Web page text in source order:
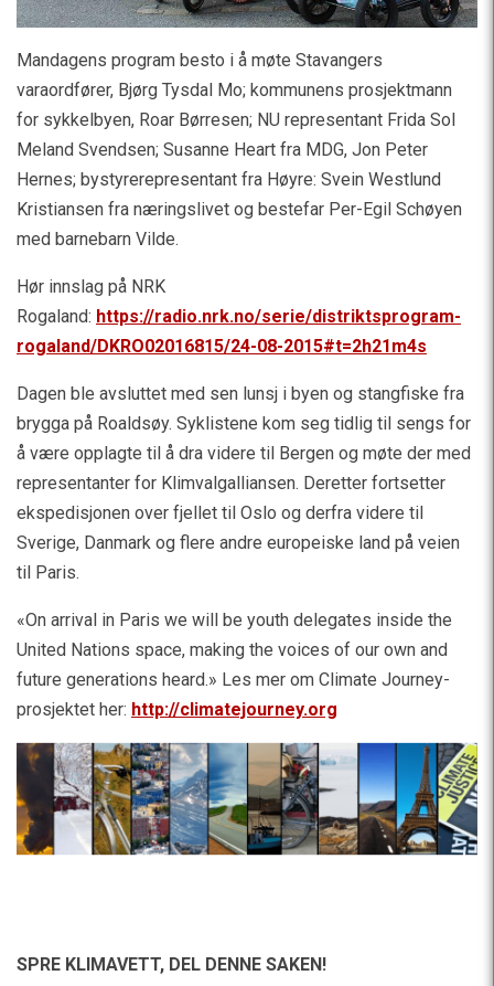
Mandagens program besto i å møte Stavangers
varaordfører, Bjørg Tysdal Mo; kommunens prosjektmann
for sykkelbyen, Roar Børresen; NU representant Frida Sol
Meland Svendsen; Susanne Heart fra MDG, Jon Peter
Hernes; bystyrerepresentant fra Høyre: Svein Westlund
Kristiansen fra næringslivet og bestefar Per-Egil Schøyen
med barnebarn Vilde.
Hør innslag på NRK
Rogaland: https://radio.nrk.no/serie/distriktsprogram-
rogaland/DKRO02016815/24-08-2015#t=2h21m4s
Dagen ble avsluttet med sen lunsj i byen og stangfiske fra
brygga på Roaldsøy. Syklistene kom seg tidlig til sengs for
å være opplagte til å dra videre til Bergen og møte der med
representanter for Klimvalgalliansen. Deretter fortsetter
ekspedisjonen over fjellet til Oslo og derfra videre til
Sverige, Danmark og flere andre europeiske land på veien
til Paris.
«On arrival in Paris we will be youth delegates inside the
United Nations space, making the voices of our own and
future generations heard.» Les mer om Climate Journey-
prosjektet her: http://climatejourney.org
SPRE KLIMAVETT, DEL DENNE SAKEN!